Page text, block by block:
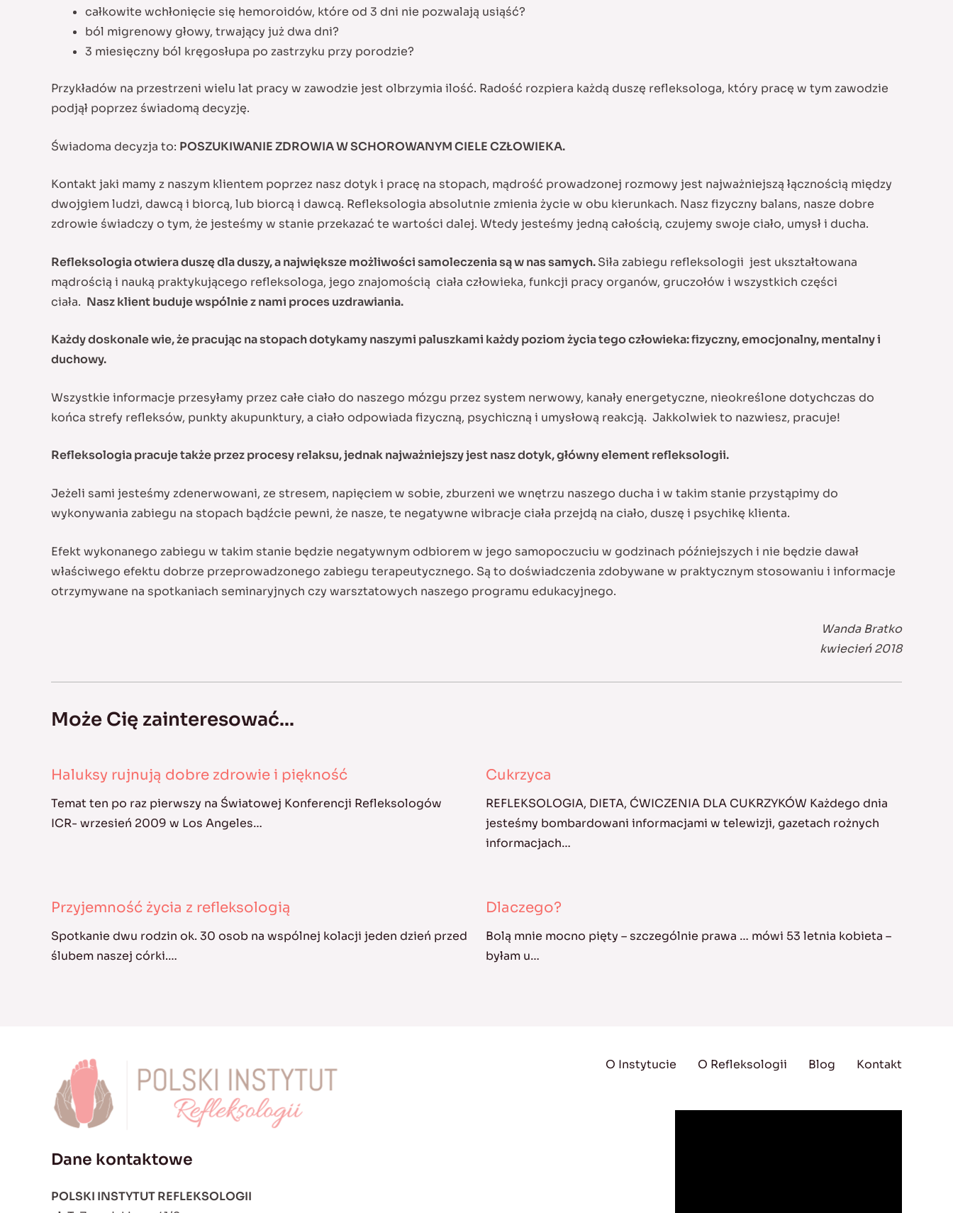
całkowite wchłonięcie się hemoroidów, które od 3 dni nie pozwalają usiąść?
ból migrenowy głowy, trwający już dwa dni?
3 miesięczny ból kręgosłupa po zastrzyku przy porodzie?
Przykładów na przestrzeni wielu lat pracy w zawodzie jest olbrzymia ilość. Radość rozpiera każdą duszę refleksologa, który pracę w tym zawodzie
podjął poprzez świadomą decyzję.
Świadoma decyzja to: POSZUKIWANIE ZDROWIA W SCHOROWANYM CIELE CZŁOWIEKA.
Kontakt jaki mamy z naszym klientem poprzez nasz dotyk i pracę na stopach, mądrość prowadzonej rozmowy jest najważniejszą łącznością między
dwojgiem ludzi, dawcą i biorcą, lub biorcą i dawcą. Refleksologia absolutnie zmienia życie w obu kierunkach. Nasz fizyczny balans, nasze dobre
zdrowie świadczy o tym, że jesteśmy w stanie przekazać te wartości dalej. Wtedy jesteśmy jedną całością, czujemy swoje ciało, umysł i ducha.
Refleksologia otwiera duszę dla duszy, a największe możliwości samoleczenia są w nas samych.Siła zabiegu refleksologii jest ukształtowana
mądrością i nauką praktykującego refleksologa, jego znajomością ciała człowieka, funkcji pracy organów, gruczołów i wszystkich części
ciała. Nasz klient buduje wspólnie z nami proces uzdrawiania.
Każdy doskonale wie, że pracując na stopach dotykamy naszymi paluszkami każdy poziom życia tego człowieka: fizyczny, emocjonalny, mentalny i
duchowy.
Wszystkie informacje przesyłamy przez całe ciało do naszego mózgu przez system nerwowy, kanały energetyczne, nieokreślone dotychczas do
końca strefy refleksów, punkty akupunktury, a ciało odpowiada fizyczną, psychiczną i umysłową reakcją. Jakkolwiek to nazwiesz, pracuje!
Refleksologia pracuje także przez procesy relaksu, jednak najważniejszy jest nasz dotyk, główny element refleksologii.
Jeżeli sami jesteśmy zdenerwowani, ze stresem, napięciem w sobie, zburzeni we wnętrzu naszego ducha i w takim stanie przystąpimy do
wykonywania zabiegu na stopach bądźcie pewni, że nasze, te negatywne wibracje ciała przejdą na ciało, duszę i psychikę klienta.
Efekt wykonanego zabiegu w takim stanie będzie negatywnym odbiorem w jego samopoczuciu w godzinach późniejszych i nie będzie dawał
właściwego efektu dobrze przeprowadzonego zabiegu terapeutycznego. Są to doświadczenia zdobywane w praktycznym stosowaniu i informacje
otrzymywane na spotkaniach seminaryjnych czy warsztatowych naszego programu edukacyjnego.
Wanda Bratko
kwiecień 2018
Może Cię zainteresować...
Haluksy rujnują dobre zdrowie i piękność
Temat ten po raz pierwszy na Światowej Konferencji Refleksologów
ICR- wrzesień 2009 w Los Angeles…
Cukrzyca
REFLEKSOLOGIA, DIETA, ĆWICZENIA DLA CUKRZYKÓW Każdego dnia
jesteśmy bombardowani informacjami w telewizji, gazetach rożnych
informacjach…
Przyjemność życia z refleksologią
Spotkanie dwu rodzin ok. 30 osob na wspólnej kolacji jeden dzień przed
ślubem naszej córki.…
Dlaczego?
Bolą mnie mocno pięty – szczególnie prawa … mówi 53 letnia kobieta –
byłam u…
Dane kontaktowe
POLSKI INSTYTUT REFLEKSOLOGII
O Instytucie O Refleksologii Blog Kontakt